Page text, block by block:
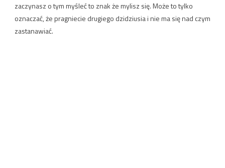
zaczynasz o tym myśleć to znak że mylisz się. Może to tylko
oznaczać, że pragniecie drugiego dzidziusia i nie ma się nad czym
zastanawiać.